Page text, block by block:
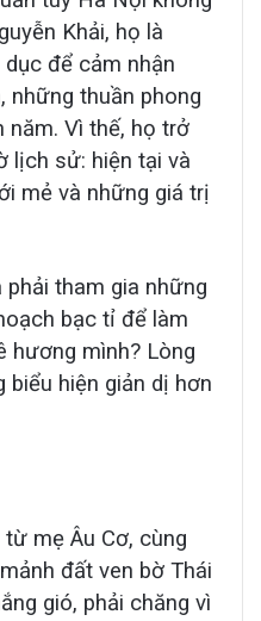
Khải, họ là
để cảm nhận
những thuần phong
năm. Vì thế, họ trở
lịch sử: hiện tại và
mẻ và những giá trị
tham gia những
bạc tỉ để làm
hương mình? Lòng
hiện giản dị hơn
mẹ Âu Cơ, cùng
đất ven bờ Thái
gió, phải chăng vì